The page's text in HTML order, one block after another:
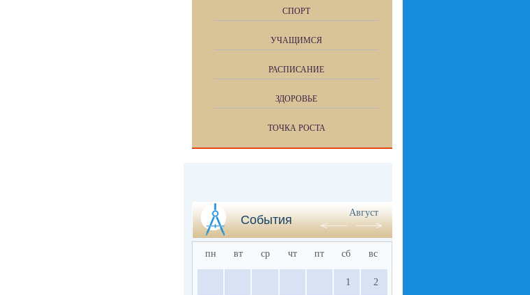
СПОРТ
УЧАЩИМСЯ
РАСПИСАНИЕ
ЗДОРОВЬЕ
ТОЧКА РОСТА
События
Август
пн вт ср чт пт сб вс
1 2